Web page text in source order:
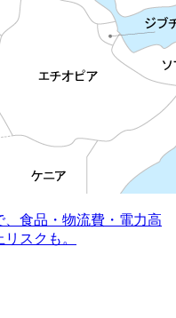
食品・物流費・電力高
スクも。